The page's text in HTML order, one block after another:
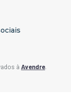
à Avendre.